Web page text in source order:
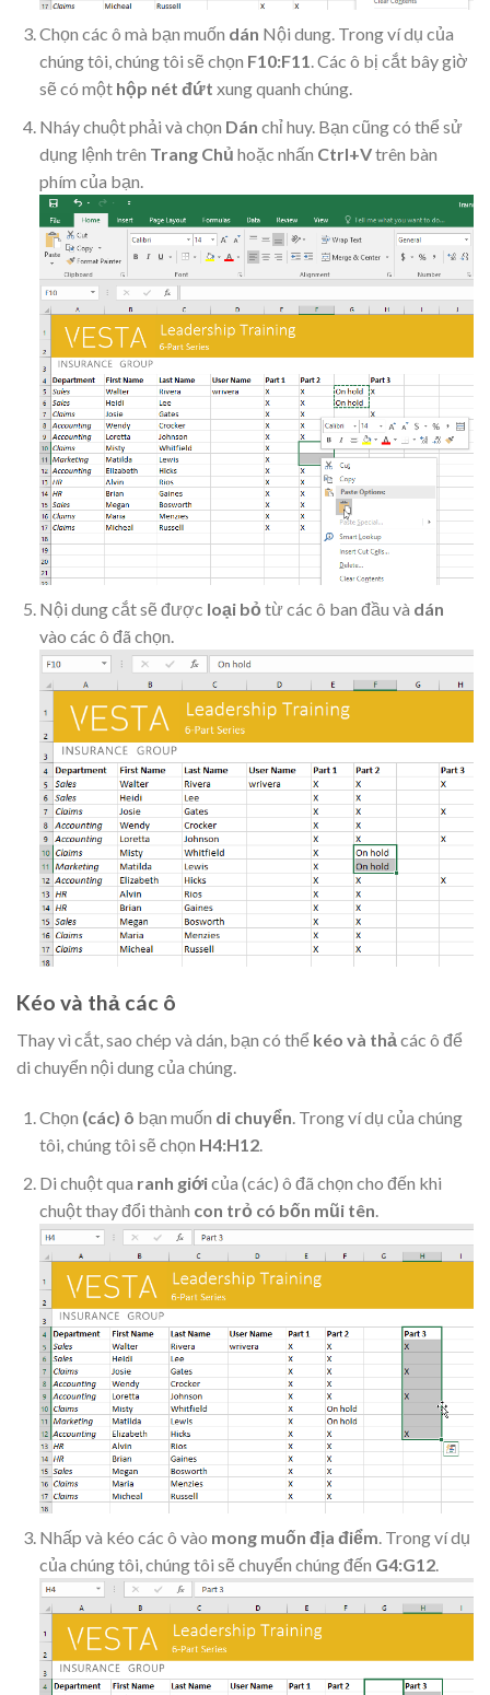
Chọn các ô mà bạn muốn dán Nội dung. Trong ví dụ của
chúng tôi, chúng tôi sẽ chọn F10:F11. Các ô bị cắt bây giờ
sẽ có một hộp nét đứt xung quanh chúng.
Nháy chuột phải và chọn Dán chỉ huy. Bạn cũng có thể sử
dụng lệnh trên Trang Chủ hoặc nhấn Ctrl+Vtrên bàn
phím của bạn.
Nội dung cắt sẽ được loại bỏ từ các ô ban đầu và dán
vào các ô đã chọn.
Kéo và thả các ô
Thay vì cắt, sao chép và dán, bạn có thể kéo và thảcác ô để
di chuyển nội dung của chúng.
Chọn (các) ô bạn muốn di chuyển. Trong ví dụ của chúng
tôi, chúng tôi sẽ chọn H4:H12.
Di chuột qua ranh giớicủa (các) ô đã chọn cho đến khi
chuột thay đổi thành con trỏ có bốn mũi tên
Nhấp và kéo các ô vào mong muốn địa điểm. Trong ví dụ
của chúng tôi, chúng tôi sẽ chuyển chúng đến G4:G12.